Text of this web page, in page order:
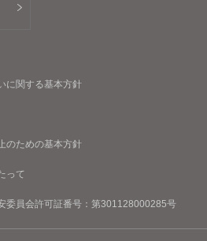
に関する基本方針
のための基本方針
って
委員会許可証番号：第301128000285号